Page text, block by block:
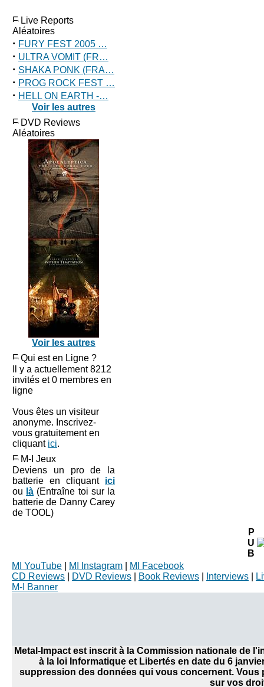
Live Reports
Aléatoires
· FURY FEST 2005 …
· ULTRA VOMIT (FR…
· SHAKA PONK (FRA…
· PROG ROCK FEST …
· HELL ON EARTH -…
Voir les autres
DVD Reviews
Aléatoires
Voir les autres
Qui est en Ligne ?
Il y a actuellement 8212
invités et 0 membres en
ligne
Vous êtes un visiteur
anonyme. Inscrivez-
vous gratuitement en
cliquant ici.
M-I Jeux
Deviens un pro de la
batterie en cliquant ici
ou là (Entraîne toi sur la
batterie de Danny Carey
de TOOL)
P
U
B
MI YouTube
MI Instagram
MI Facebook
CD Reviews
DVD Reviews Book Reviews Interviews
M-I Banner
Metal-Impact est inscrit à la Commission nationale de
à la loi Informatique et Libertés en date du 6
suppression des données qui vous concernent.
sur vos